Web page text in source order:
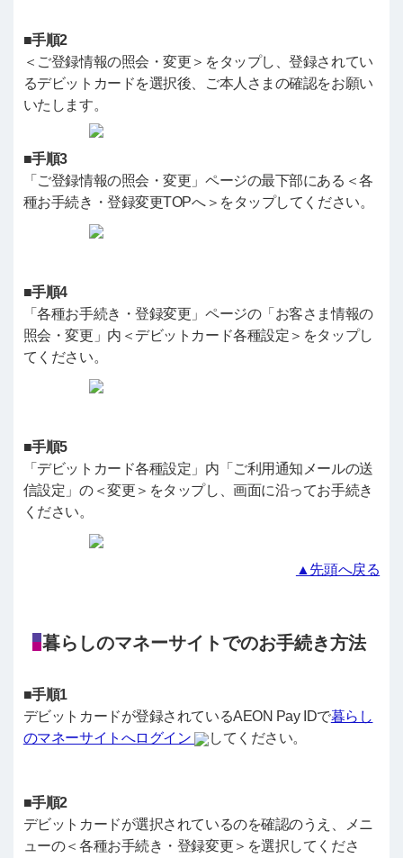
■手順2
＜ご登録情報の照会・変更＞をタップし、登録されてい
るデビットカードを選択後、ご本人さまの確認をお願い
いたします。
■手順3
「ご登録情報の照会・変更」ページの最下部にある＜各
種お手続き・登録変更TOPへ＞をタップしてください。
■手順4
「各種お手続き・登録変更」ページの「お客さま情報の
照会・変更」内＜デビットカード各種設定＞をタップし
てください。
■手順5
「デビットカード各種設定」内「ご利用通知メールの送
信設定」の＜変更＞をタップし、画面に沿ってお手続き
ください。
▲先頭へ戻る
暮らしのマネーサイトでのお手続き方法
■手順1
デビットカードが登録されているAEON Pay IDで暮らし
のマネーサイトへログイン
してください。
■手順2
デビットカードが選択されているのを確認のうえ、メニ
ューの＜各種お手続き・登録変更＞を選択してくださ